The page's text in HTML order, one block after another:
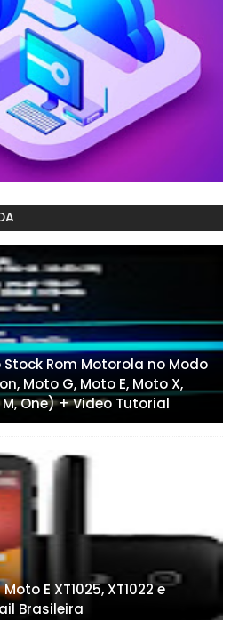
Rom Motorola no Modo
Moto G, Moto E, Moto X,
One) + Video Tutorial
E XT1025, XT1022 e
Brasileira